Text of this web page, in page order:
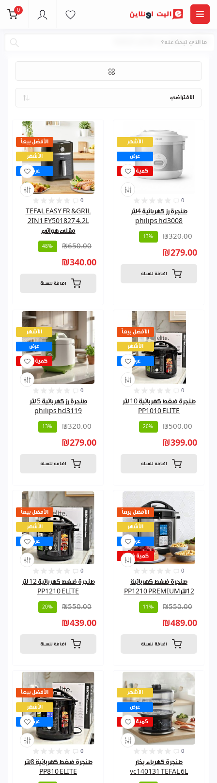
0
مقالي هواء و طناجر ضغط
الأفضل بيعاً
الأشهر
عرض
0
TEFAL EASY FR &GRIL
2IN1 EY501827 4.2L
مقلى هوائي
₪650.00
-48%
₪340.00
اضافة للسلة
الأشهر
عرض
كمية قليلة
0
طنجرة رز كهربائية 4لتر
philips hd3008
₪320.00
-13%
₪279.00
اضافة للسلة
الأشهر
عرض
كمية قليلة
0
طنجرة رز كهربائية 5 لتر
philips hd3119
₪320.00
-13%
₪279.00
اضافة للسلة
الأفضل بيعاً
الأشهر
عرض
0
طنجرة ضغط كهربائية 10 لتر
PP1010 ELITE
₪500.00
-20%
₪399.00
اضافة للسلة
الأفضل بيعاً
الأشهر
عرض
0
طنجرة ضغط كهربائية 12 لتر
PP1210 ELITE
₪550.00
-20%
₪439.00
اضافة للسلة
الأفضل بيعاً
الأشهر
عرض
كمية قليلة
0
طنجرة ضغط كهربائية
12لترPP1210 PREMIUM
₪550.00
-11%
₪489.00
اضافة للسلة
الأفضل بيعاً
الأشهر
عرض
0
طنجرة ضغط كهربائية 8لتر
PP810 ELITE
الأشهر
عرض
كمية قليلة
0
طنجرة كهرباء بخار
vc140131 TEFAL 6L